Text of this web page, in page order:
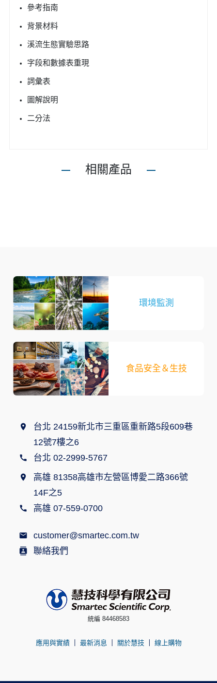
參考指南
背景材料
溪流生態實驗思路
字段和數據表重現
詞彙表
圖解說明
二分法
相關產品
環境監測
食品安全＆生技
台北 24159新北市三重區重新路5段609巷
12號7樓之6
台北 02-2999-5767
高雄 81358高雄市左營區博愛二路366號
14F之5
高雄 07-559-0700
customer@smartec.com.tw
聯絡我們
統編 84468583
應用與實績 最新消息 關於慧技 線上購物